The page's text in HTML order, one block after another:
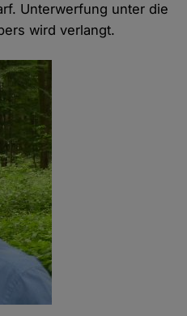
Unterwerfung unter die
wird verlangt.